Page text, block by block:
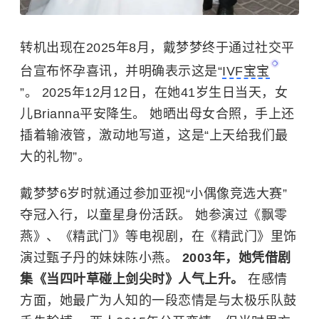
转机出现在2025年8月，戴梦梦终于通过社交平
台宣布怀孕喜讯，并明确表示这是“IVF宝宝
”。 2025年12月12日，在她41岁生日当天，女
儿Brianna平安降生。 她晒出母女合照，手上还
插着输液管，激动地写道，这是“上天给我们最
大的礼物”。
戴梦梦6岁时就通过参加亚视“小偶像竞选大赛”
夺冠入行，以童星身份活跃。 她参演过《飘零
燕》、《精武门》等电视剧，在《精武门》里饰
演过甄子丹的妹妹陈小燕。 2003年，她凭借剧
集《当四叶草碰上剑尖时》人气上升。 在感情
方面，她最广为人知的一段恋情是与太极乐队鼓